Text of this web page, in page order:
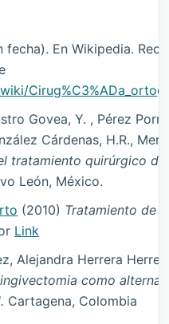
fecha). En Wikipedia.
Govea, Y. , Pérez
Cárdenas, H.R.,
tratamiento quirúrgico de
León, México.
(2010) Tratamiento de
Link
Alejandra Herrera
como
Cartagena, Colombia